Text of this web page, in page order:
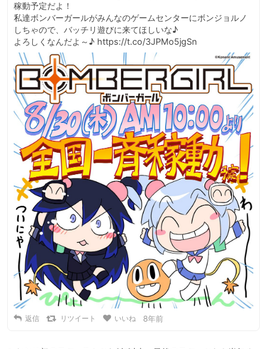
稼動予定だよ！
私達ボンバーガールがみんなのゲームセンターにボンジョルノ
しちゃので、バッチリ遊びに来てほしいな♪
よろしくなんだよ～♪ https://t.co/3JPMo5jgSn
返信 リツイート いいね 8年前